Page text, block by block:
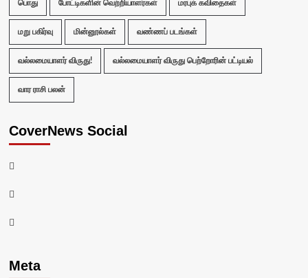
பொது போட்டிகளின் வெற்றியாளர்கள் மரபுக் கவிதைகள்
மறு பகிர்வு மின்னூல்கள் வண்ணப் படங்கள்
வல்லமையாளர் விருது! வல்லமையாளர் விருது பெற்றோரின் பட்டியல்
வார ராசி பலன்
CoverNews Social
Facebook
Twitter
Youtube
Meta